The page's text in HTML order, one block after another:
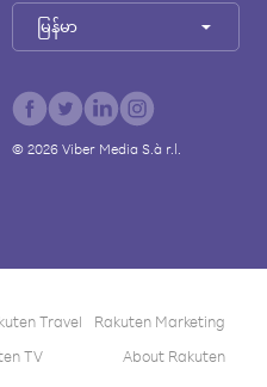
မြန်မာ
© 2026Viber Media S.à r.l.
Travel
Rakuten Marketing
TV About Rakuten